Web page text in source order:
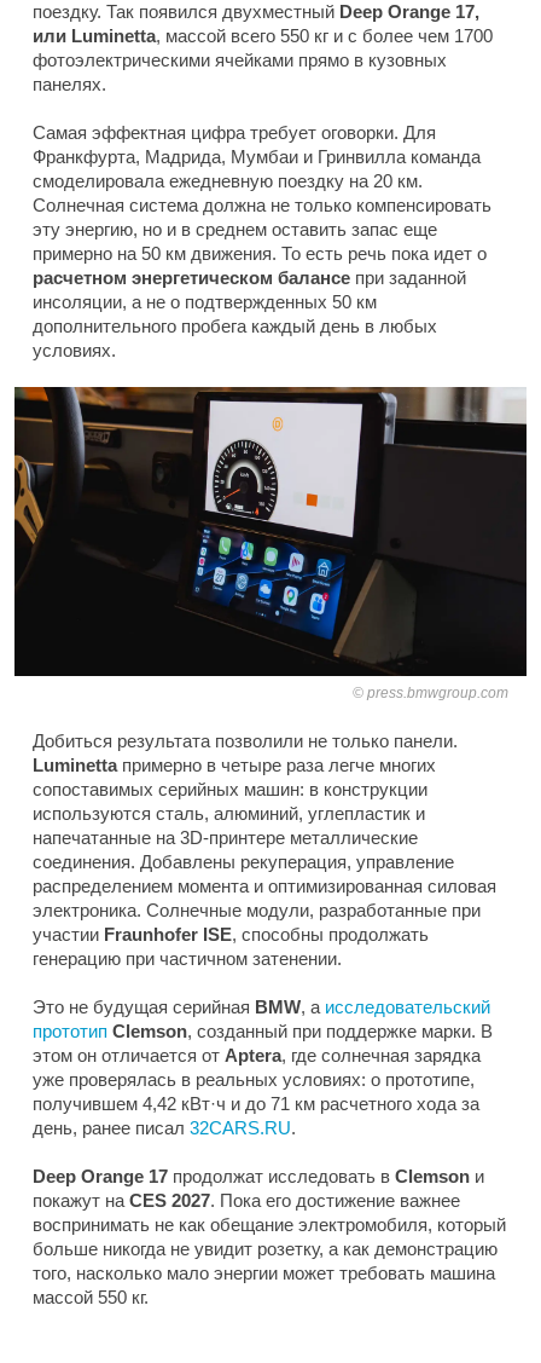
поездку. Так появился двухместный Deep Orange 17,
или Luminetta, массой всего 550 кг и с более чем 1700
фотоэлектрическими ячейками прямо в кузовных
панелях.
Самая эффектная цифра требует оговорки. Для
Франкфурта, Мадрида, Мумбаи и Гринвилла команда
смоделировала ежедневную поездку на 20 км.
Солнечная система должна не только компенсировать
эту энергию, но и в среднем оставить запас еще
примерно на 50 км движения. То есть речь пока идет о
расчетном энергетическом балансе при заданной
инсоляции, а не о подтвержденных 50 км
дополнительного пробега каждый день в любых
условиях.
press.bmwgroup.com
Добиться результата позволили не только панели.
Luminettaпримерно в четыре раза легче многих
сопоставимых серийных машин: в конструкции
используются сталь, алюминий, углепластик и
напечатанные на 3D-принтере металлические
соединения. Добавлены рекуперация, управление
распределением момента и оптимизированная силовая
электроника. Солнечные модули, разработанные при
участии Fraunhofer ISE, способны продолжать
генерацию при частичном затенении.
Это не будущая серийная BMW, а исследовательский
прототип Clemson, созданный при поддержке марки. В
этом он отличается от Aptera, где солнечная зарядка
уже проверялась в реальных условиях: о прототипе,
получившем 4,42 кВт·ч и до 71 км расчетного хода за
день, ранее писал 32CARS.RU.
Deep Orange 17 продолжат исследовать в Clemson и
покажут на CES 2027. Пока его достижение важнее
воспринимать не как обещание электромобиля, который
больше никогда не увидит розетку, а как демонстрацию
того, насколько мало энергии может требовать машина
массой 550 кг.